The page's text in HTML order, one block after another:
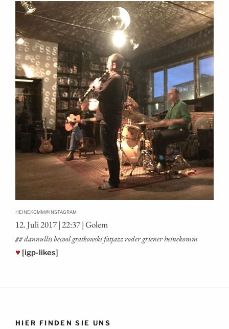
HEINEKOMM@INSTAGRAM
12. Juli 2017 | 22:37 | Golem
## dan­nul­lis becool grat­kow­ski fat­jazz roder grie­ner heinekomm
♥ [igp-likes]
HIER FINDEN SIE UNS